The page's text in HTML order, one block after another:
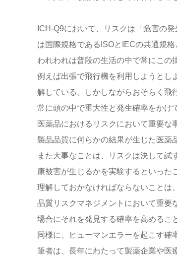
ICH-Q9において、リスクは「危害の
は国際規格であるISOとIECの共通規
われわれは普段の生活の中で常にこの
例えば出張で飛行機を利用しようとし
解している。しかしながらおそらく飛
常に頭の中で重大性と発生確率をかけ
医薬品におけるリスクにおいて重要な
製品品質に何らかの結果が生じた医薬
また大事なことは、リスクは決して
康被害が生じるかを実験するといった
理解しておかなければならないことは
品質リスクマネジメントにおいて重要
場合にそれを発見する確率を高めるこ
同様に、ヒューマンエラーを起こす確
筆者は、長年にわたって製薬企業や医